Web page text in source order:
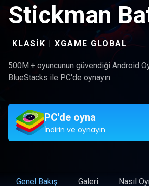
Stickman
KLASIK | XGAME GLOBAL
500M + oyuncunun güvendiği Android
BlueStacks ile PC'de oynayın.
PC'de oyna
İndirin ve oynayın
Genel Bakış Galeri Nasıl